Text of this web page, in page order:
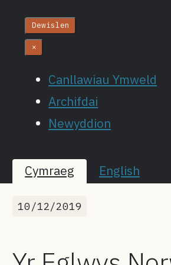
Dewislen
×
Canllawiau Ymweld
Archifdai
Newyddion
Cymraeg English
10/12/2019